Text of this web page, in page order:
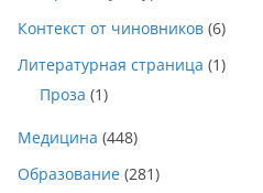
Контекст от чиновников (6)
Литературная страница (1)
Проза (1)
Медицина (448)
Образование (281)